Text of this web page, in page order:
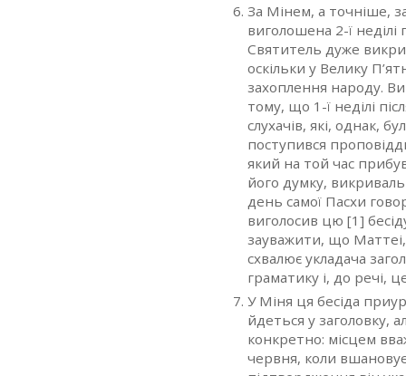
За Мінем, а точніше,
виголошена 2-ї неділі
Святитель дуже
оскільки у Велику
захоплення народу.
тому, що 1-ї неділі
слухачів, які, од­нак,
поступився
який на той час
його думку,
день самої Пасхи
виголосив цю [1]
зауважити, що
схвалює укладача
граматику і, до речі,
У Міня ця бесіда
йдеться у заголовку,
конкретно: місцем
червня, коли